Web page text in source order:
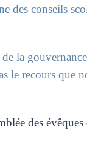
des conseils
la
le recours que
des